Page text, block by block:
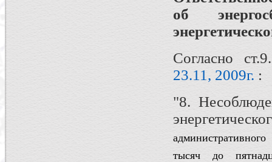
об
Согласно
23.11, 2009г. :
"8.
тысяч до